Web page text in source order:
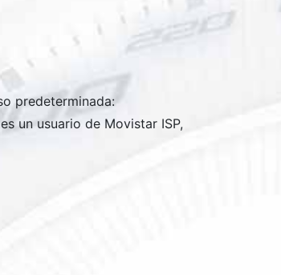
predeterminada:
un usuario de Movistar ISP,